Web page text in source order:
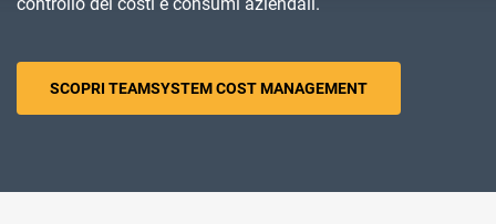
SCOPRI TEAMSYSTEM COST MANAGEMENT